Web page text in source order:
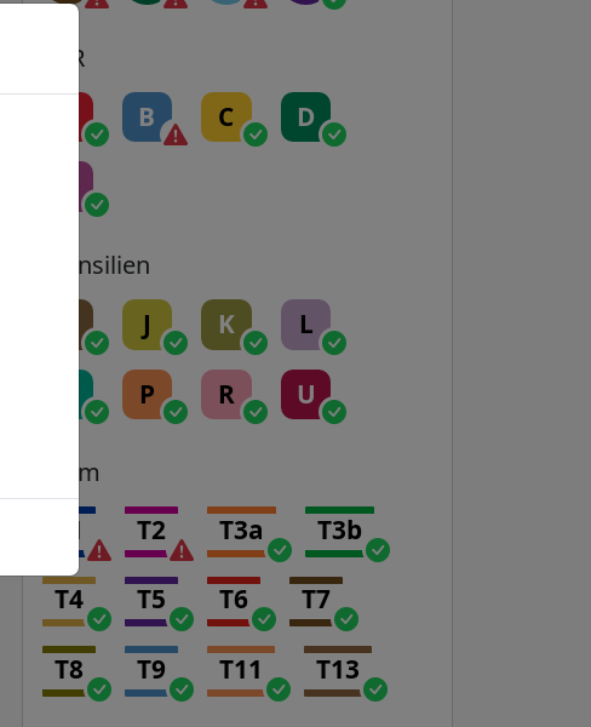
RER
B C D
Transilien
J K L
P R U
Tram
T1 T2 T3a T3b
T4 T5 T6 T7
T8 T9 T11 T13